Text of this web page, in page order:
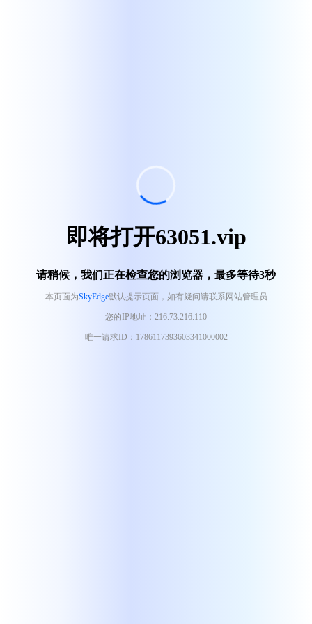
即将打开63051.vip
请稍候，我们正在检查您的浏览器，最多等待3秒
本页面为SkyEdge默认提示页面，如有疑问请联系网站管理员
您的IP地址：216.73.216.110
唯一请求ID：1786117393603341000002